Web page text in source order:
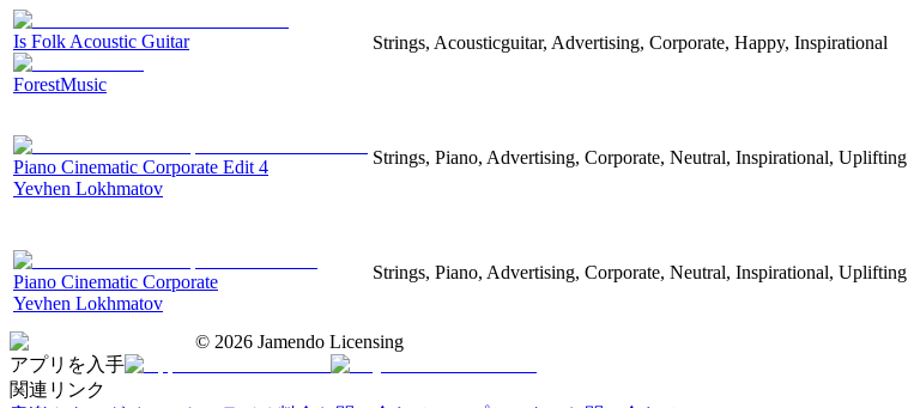
Is Folk Acoustic Guitar
ForestMusic
Strings, Acousticguitar, Advertising, Corporate, Happy, Inspirational
Piano Cinematic Corporate Edit 4
Yevhen Lokhmatov
Strings, Piano, Advertising, Corporate, Neutral, Inspirational, Uplifting
Piano Cinematic Corporate
Yevhen Lokhmatov
Strings, Piano, Advertising, Corporate, Neutral, Inspirational, Uplifting
© 2026 Jamendo Licensing
アプリを入手
関連リンク